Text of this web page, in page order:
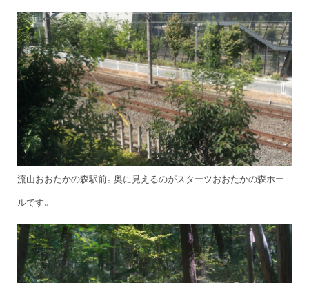
流山おおたかの森駅前。奥に見えるのがスターツおおたかの森ホー
ルです。